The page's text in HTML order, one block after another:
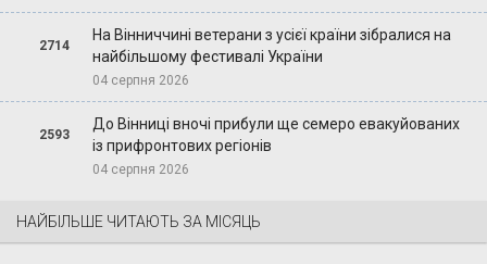
2714
На Вінниччині ветерани з усієї країни зібралися на
найбільшому фестивалі України
04 серпня 2026
2593
До Вінниці вночі прибули ще семеро евакуйованих
із прифронтових регіонів
04 серпня 2026
НАЙБІЛЬШЕ ЧИТАЮТЬ ЗА МІСЯЦЬ